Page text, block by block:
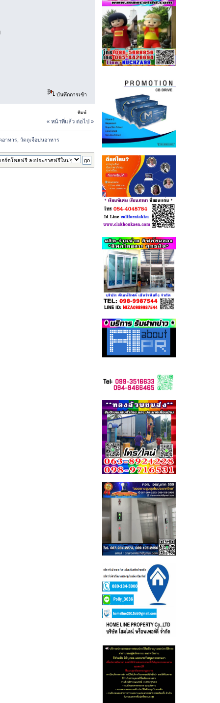
บันทึกการเข้า
พิมพ์
« หน้าที่แล้ว ต่อไป »
อาหาร, วัตถุเจือปนอาหาร